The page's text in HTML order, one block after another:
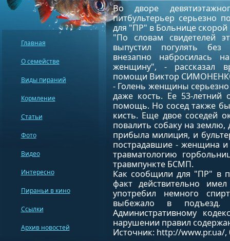
Во дворе
питбультерьер серьезно
для "ПР" в Больнице
"По словам свидетелей
выпустил погулять
внезапно набросилась
женщину", - рассказал
помощи Виктор
- Голень женщины серьезно
даже кость. Ее 53-летний
помощь. Но сосед также
кисть. Еще двое соседей
повалить собаку на
прибыла милиция, и
пострадавшие - женщина
травматологию
травмпункте БСМП.
Как сообщили для "ПР" в
факт действительно
употребил немного
выбежало в подъезд.
Административному
нарушении правил
Источник: http://www.pr.ua/,
Главная
О семействе
Виды пираний
Кормление
Статьи
Фото
Видео
Интересно
Пираньи в кино
Ссылки
Архив новостей